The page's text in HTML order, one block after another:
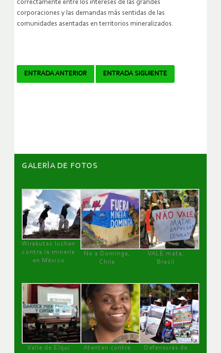
correctamente entre los intereses de las grandes
corporaciones y las demandas más sentidas de las
comunidades asentadas en territorios mineralizados.
Navegador
ENTRADA ANTERIOR ENTRADA SIGUIENTE
GALERÌA DE FOTOS
Wirakutas luchan
contra la minería
en México
No a Dominga,
Chile
VALE mata,
Brasil
Valle de Elqui
Atentan contra
Defensoras de